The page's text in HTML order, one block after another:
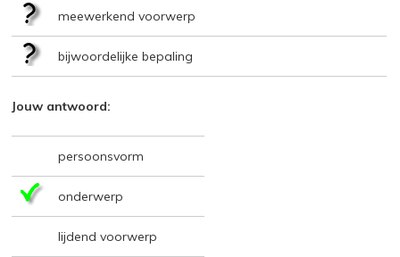
meewerkend voorwerp
bijwoordelijke bepaling
Jouw antwoord:
persoonsvorm
onderwerp
lijdend voorwerp